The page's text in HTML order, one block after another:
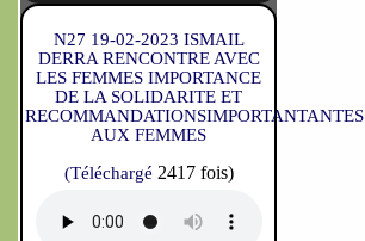
N27 19-02-2023 ISMAIL
DERRA RENCONTRE AVEC
LES FEMMES IMPORTANCE
DE LA SOLIDARITE ET
RECOMMANDATIONSIMPORTANTANTES
AUX FEMMES
(Téléchargé 2417 fois)